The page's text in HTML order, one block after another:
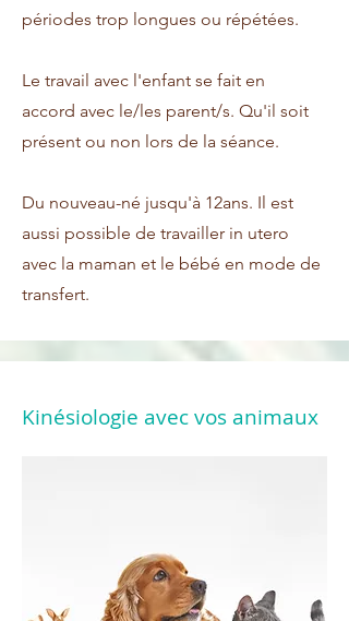
périodes trop longues ou répétées.
Le travail avec l'enfant se fait en
accord avec le/les parent/s. Qu'il soit
présent ou non lors de la séance.
Du nouveau-né jusqu'à 12ans. Il est
aussi possible de travailler in utero
avec la maman et le bébé en mode de
transfert.
Kinésiologie avec vos animaux